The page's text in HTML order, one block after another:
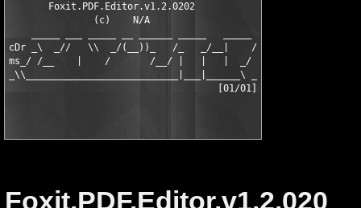
       Foxit.PDF.Editor.v1.2.0202
               (c)    N/A
cDr _\  _//   \\  _/(__))_   /_   _/__|    /
ms_/ /__    |    /       /__/ |   |   |  _/
_\\___________________________|___|______\ _
Foxit.PDF.Editor.v1.2.020